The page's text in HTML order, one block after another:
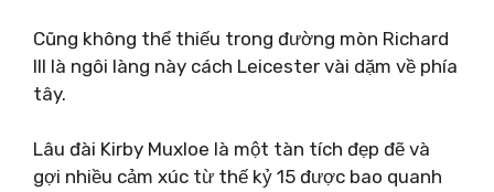
Cũng không thể thiếu trong đường mòn Richard
III là ngôi làng này cách Leicester vài dặm về phía
tây.
Lâu đài Kirby Muxloe là một tàn tích đẹp đẽ và
gợi nhiều cảm xúc từ thế kỷ 15 được bao quanh